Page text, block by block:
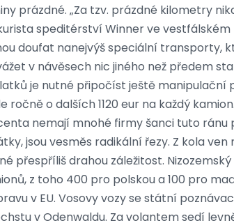
prázdné. „Za tzv. prázdné kilometry
speditérství Winner ve vestfálském
doufat nanejvýš speciální transporty,
v návěsech nic jiného než předem
je nutné připočíst ještě manipulační
ročně o dalších 1120 eur na každý
nemají mnohé firmy šanci tuto ránu
jsou vesměs radikální řezy. Z kola
přespříliš drahou záležitost.
z toho 400 pro polskou a 100 pro
v EU. Vosovy vozy se státní
v Odenwaldu. Za volantem sedí